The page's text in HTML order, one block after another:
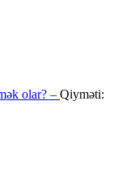
olar? – Qiyməti: